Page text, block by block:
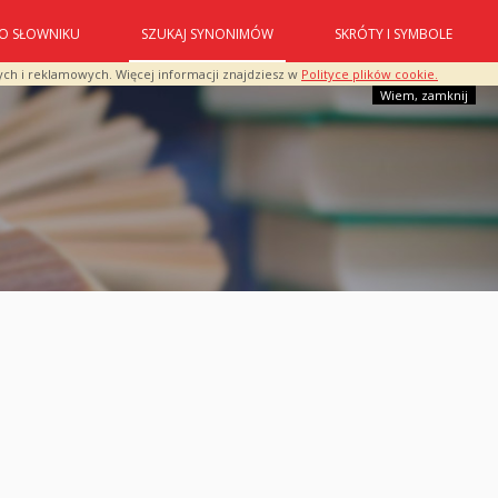
i reklamowych. Więcej informacji znajdziesz w Polityce plików cookie.
Wiem, zamknij
O SŁOWNIKU SZUKAJ SYNONIMÓW SKRÓTY I SYMBOLE